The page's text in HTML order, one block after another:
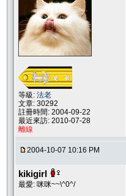
等級: 法老
文章: 30292
註冊時間: 2004-09-22
最近來訪: 2010-07-28
離線
2004-10-07 10:16 PM
kikigirl
最愛: 咪咪~~\^0^/